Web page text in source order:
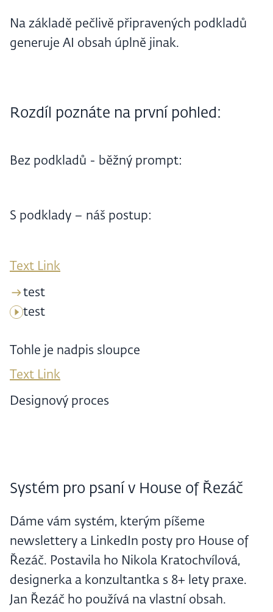
Na základě pečlivě připravených podkladů
generuje AI obsah úplně jinak.
Rozdíl poznáte na první pohled:
Bez podkladů - běžný prompt:
S podklady – náš postup:
Text Link
test
test
Tohle je nadpis sloupce
Text Link
Designový proces
Systém pro psaní v House of Řezáč
Dáme vám systém, kterým píšeme
newslettery a LinkedIn posty pro House of
Řezáč. Postavila ho Nikola Kratochvílová,
designerka a konzultantka s 8+ lety praxe.
Jan Řezáč ho používá na vlastní obsah.